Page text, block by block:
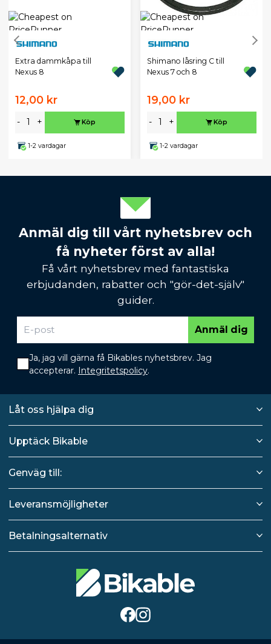
Extra dammkåpa till
Nexus 8
12,00 kr
- + Köp
1-2 vardagar
Shimano låsring C till
Nexus 7 och 8
19,00 kr
- + Köp
1-2 vardagar
Anmäl dig till vårt nyhetsbrev och
få nyheter först av alla!
Få vårt nyhetsbrev med fantastiska
erbjudanden, rabatter och "gör-det-själv"
guider.
Anmäl dig
Ja, jag vill gärna få Bikables nyhetsbrev. Jag
accepterar. Integritetspolicy.
Låt oss hjälpa dig
Upptäck Bikable
Genväg till:
Leveransmöjligheter
Betalningsalternativ